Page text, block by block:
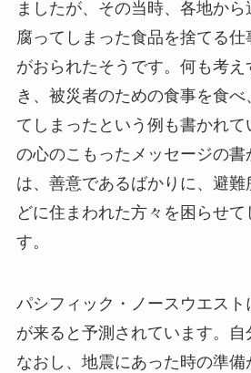
ましたが、その当時、各地から
腐ってしまった食品を捨てる
がおられたそうです。何も考え
き、被災者のための食事を食
てしまったという例も書かれ
の心のこもったメッセージの
は、善意であるばかりに、避
どに住まわれた方々を困らせ
す。
パシフィック・ノースウエスト
が来ると予測されています。
なおし、地震にあった時の準